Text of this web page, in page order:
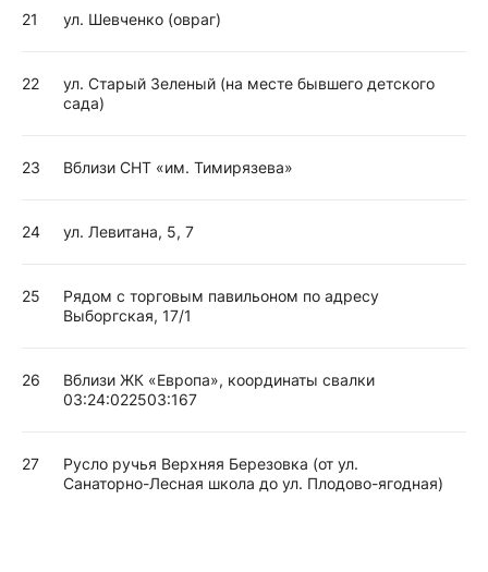
21 ул. Шевченко (овраг)
22
ул. Старый Зеленый (на месте бывшего детского
сада)
23 Вблизи СНТ «им. Тимирязева»
24 ул. Левитана, 5, 7
25
Рядом с торговым павильоном по адресу
Выборгская, 17/1
26
Вблизи ЖК «Европа», координаты свалки
03:24:022503:167
27
Русло ручья Верхняя Березовка (от ул.
Санаторно-Лесная школа до ул. Плодово-ягодная)